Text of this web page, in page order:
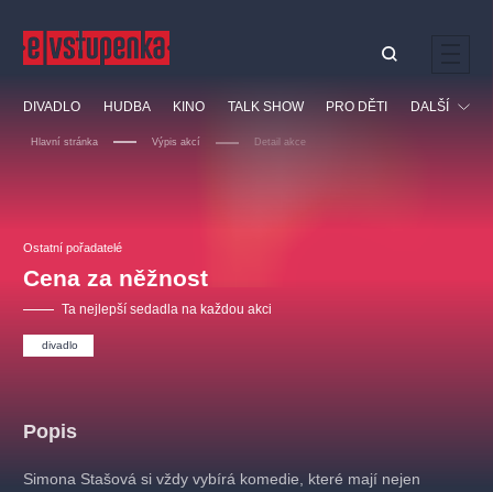
DIVADLO HUDBA KINO TALK SHOW PRO DĚTI DALŠÍ
Hlavní stránka Výpis akcí Detail akce
Ostatní pořadatelé
Cena za něžnost
Ta nejlepší sedadla na každou akci
divadlo
Popis
Simona Stašová si vždy vybírá komedie, které mají nejen
Nejnavštěvovanější
doporučujeme